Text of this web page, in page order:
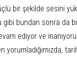
bir şekilde sesini
bundan sonra da
ediyor ve
yorumladığımızda,